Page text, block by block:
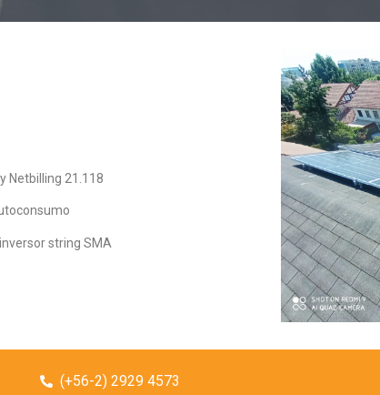
Netbilling 21.118
string SMA
(+56-2) 2929 4573